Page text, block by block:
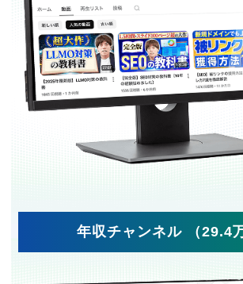
年収チャンネル （29.4